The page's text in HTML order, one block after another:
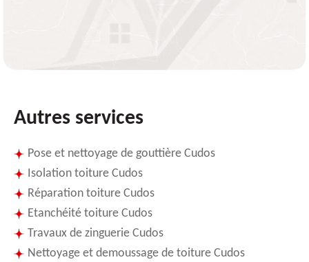
Autres services
Pose et nettoyage de gouttière Cudos
Isolation toiture Cudos
Réparation toiture Cudos
Etanchéité toiture Cudos
Travaux de zinguerie Cudos
Nettoyage et demoussage de toiture Cudos